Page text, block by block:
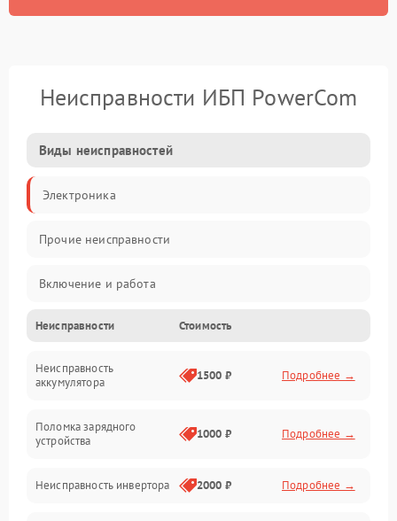
Неисправности ИБП PowerCom
Виды неисправностей
Электроника
Прочие неисправности
Включение и работа
Работа с нагрузкой
Звук и индикация
Неисправности Стоимость
Неисправность
аккумулятора
1500 ₽ Подробнее →
Поломка зарядного
устройства
1000 ₽ Подробнее →
Неисправность инвертора 2000 ₽ Подробнее →